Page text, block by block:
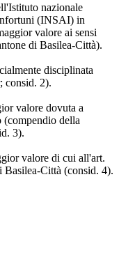
nazionale
(INSAI) in
valore ai sensi
di Basilea-Città).
disciplinata
consid. 2).
valore dovuta a
della
3).
valore di cui all'art.
Basilea-Città (consid. 4).